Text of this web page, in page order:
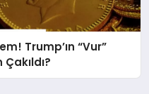
Trump’ın “Vur”